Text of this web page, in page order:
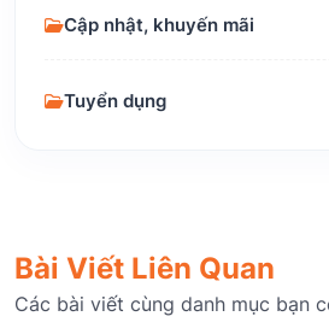
Cập nhật, khuyến mãi
Tuyển dụng
Bài Viết Liên Quan
Các bài viết cùng danh mục bạn